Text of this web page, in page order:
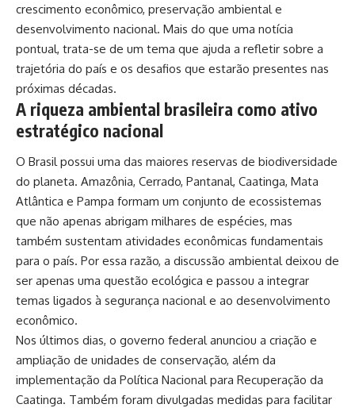
crescimento econômico, preservação ambiental e
desenvolvimento nacional. Mais do que uma notícia
pontual, trata-se de um tema que ajuda a refletir sobre a
trajetória do país e os desafios que estarão presentes nas
próximas décadas.
A riqueza ambiental brasileira como ativo
estratégico nacional
O Brasil possui uma das maiores reservas de biodiversidade
do planeta. Amazônia, Cerrado, Pantanal, Caatinga, Mata
Atlântica e Pampa formam um conjunto de ecossistemas
que não apenas abrigam milhares de espécies, mas
também sustentam atividades econômicas fundamentais
para o país. Por essa razão, a discussão ambiental deixou de
ser apenas uma questão ecológica e passou a integrar
temas ligados à segurança nacional e ao desenvolvimento
econômico.
Nos últimos dias, o governo federal anunciou a criação e
ampliação de unidades de conservação, além da
implementação da Política Nacional para Recuperação da
Caatinga. Também foram divulgadas medidas para facilitar